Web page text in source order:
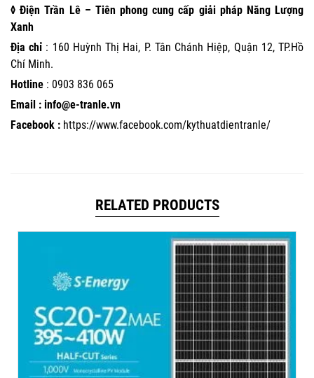
◊ Điện Trần Lê – Tiên phong cung cấp giải pháp Năng Lượng
Xanh
Địa chỉ : 160 Huỳnh Thị Hai, P. Tân Chánh Hiệp, Quận 12, TP.Hồ
Chí Minh.
Hotline : 0903 836 065
Email : info@e-tranle.vn
Facebook : https://www.facebook.com/kythuatdientranle/
RELATED PRODUCTS